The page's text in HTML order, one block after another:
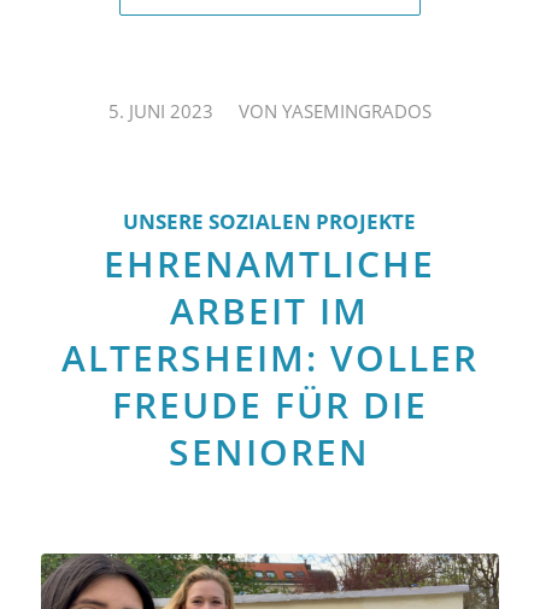
5. JUNI 2023
/ VON YASEMINGRADOS
UNSERE SOZIALEN PROJEKTE
EHRENAMTLICHE
ARBEIT IM
ALTERSHEIM: VOLLER
FREUDE FÜR DIE
SENIOREN